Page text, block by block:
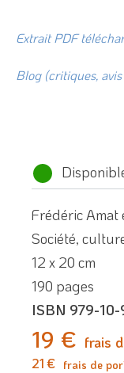
Extrait PDF
Blog (critiques,
Frédéric Amat
Société,
12 x 20 cm
190 pages
ISBN 979-
19 € frais
21 € frais de